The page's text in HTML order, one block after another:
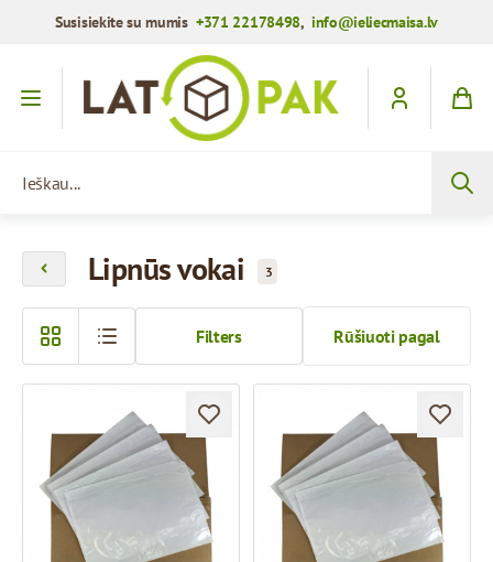
Susisiekite su mumis+371 22178498, info@ieliecmaisa.lv
Lipnūs vokai 3
Rūšiuoti pagal
Filters